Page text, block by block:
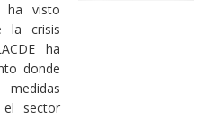
ha visto
la crisis
ha
donde
sector